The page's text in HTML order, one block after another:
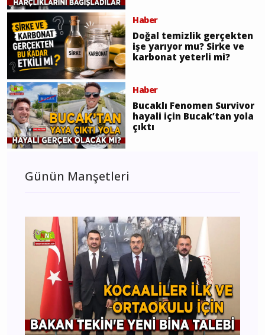
Haber
Doğal temizlik gerçekten
işe yarıyor mu? Sirke ve
karbonat yeterli mi?
Haber
Bucaklı Fenomen Survivor
hayali için Bucak’tan yola
çıktı
Günün Manşetleri